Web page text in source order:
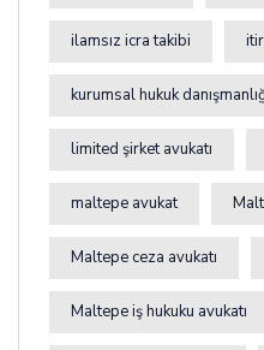
ilamsız icra takibi
kurumsal hukuk
limited şirket avukatı
maltepe avukat
Maltepe ceza avukatı
Maltepe iş hukuku avukatı